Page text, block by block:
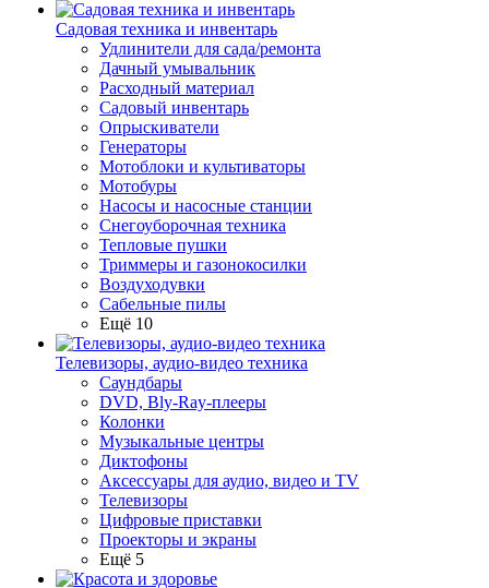
Садовая техника и инвентарь
Удлинители для сада/ремонта
Дачный умывальник
Расходный материал
Садовый инвентарь
Опрыскиватели
Генераторы
Мотоблоки и культиваторы
Мотобуры
Насосы и насосные станции
Снегоуборочная техника
Тепловые пушки
Триммеры и газонокосилки
Воздуходувки
Сабельные пилы
Ещё 10
Телевизоры, аудио-видео техника
Саундбары
DVD, Bly-Ray-плееры
Колонки
Музыкальные центры
Диктофоны
Аксессуары для аудио, видео и TV
Телевизоры
Цифровые приставки
Проекторы и экраны
Ещё 5